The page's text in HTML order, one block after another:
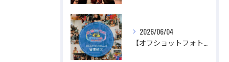
2026/06/04
視聴する
視聴する